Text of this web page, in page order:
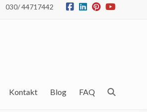
030/ 44717442
Kontakt Blog FAQ